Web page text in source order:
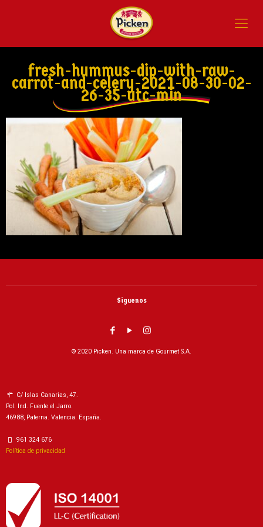
fresh-hummus-dip-with-raw-
carrot-and-celery-2021-08-30-02-
26-35-utc-min
Siguenos
© 2020 Picken. Una marca de Gourmet S.A.
C/ Islas Canarias, 47.
Pol. Ind. Fuente el Jarro.
46988, Paterna. Valencia. España.
961 324 676
Política de privacidad